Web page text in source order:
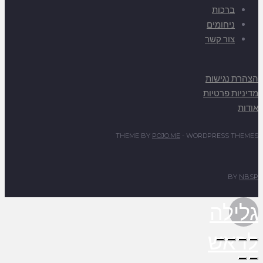
ברכות
ניחומים
צור קשר
הצהרת נגישות
מדיניות פרטיות
אודות
THEME BY POJO.ME - WORDPRESS THEMES
BY NBSP
גלילה
לראש